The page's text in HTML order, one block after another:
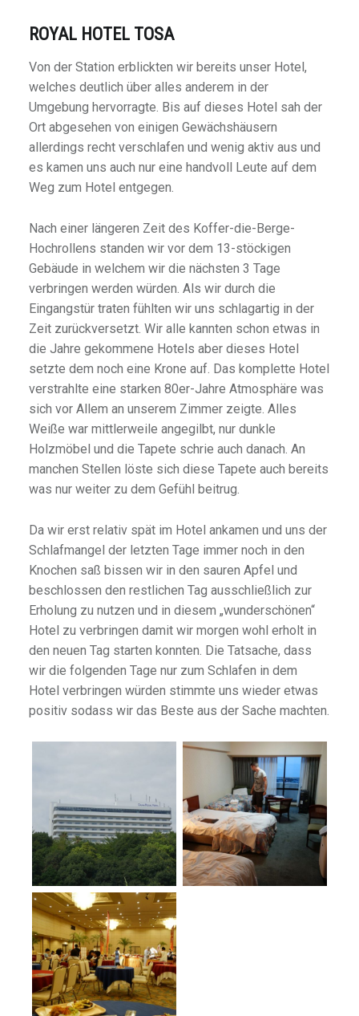
ROYAL HOTEL TOSA
Von der Station erblickten wir bereits unser Hotel,
welches deutlich über alles anderem in der
Umgebung hervorragte. Bis auf dieses Hotel sah der
Ort abgesehen von einigen Gewächshäusern
allerdings recht verschlafen und wenig aktiv aus und
es kamen uns auch nur eine handvoll Leute auf dem
Weg zum Hotel entgegen.
Nach einer längeren Zeit des Koffer-die-Berge-
Hochrollens standen wir vor dem 13-stöckigen
Gebäude in welchem wir die nächsten 3 Tage
verbringen werden würden. Als wir durch die
Eingangstür traten fühlten wir uns schlagartig in der
Zeit zurückversetzt. Wir alle kannten schon etwas in
die Jahre gekommene Hotels aber dieses Hotel
setzte dem noch eine Krone auf. Das komplette Hotel
verstrahlte eine starken 80er-Jahre Atmosphäre was
sich vor Allem an unserem Zimmer zeigte. Alles
Weiße war mittlerweile angegilbt, nur dunkle
Holzmöbel und die Tapete schrie auch danach. An
manchen Stellen löste sich diese Tapete auch bereits
was nur weiter zu dem Gefühl beitrug.
Da wir erst relativ spät im Hotel ankamen und uns der
Schlafmangel der letzten Tage immer noch in den
Knochen saß bissen wir in den sauren Apfel und
beschlossen den restlichen Tag ausschließlich zur
Erholung zu nutzen und in diesem „wunderschönen“
Hotel zu verbringen damit wir morgen wohl erholt in
den neuen Tag starten konnten. Die Tatsache, dass
wir die folgenden Tage nur zum Schlafen in dem
Hotel verbringen würden stimmte uns wieder etwas
positiv sodass wir das Beste aus der Sache machten.